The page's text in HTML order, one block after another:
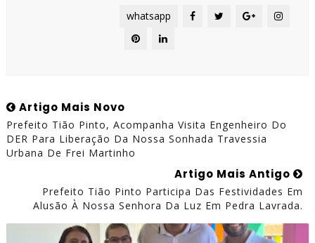
whatsapp
Artigo Mais Novo
Prefeito Tião Pinto, Acompanha Visita Engenheiro Do
DER Para Liberação Da Nossa Sonhada Travessia
Urbana De Frei Martinho
Artigo Mais Antigo
Prefeito Tião Pinto Participa Das Festividades Em
Alusão À Nossa Senhora Da Luz Em Pedra Lavrada.